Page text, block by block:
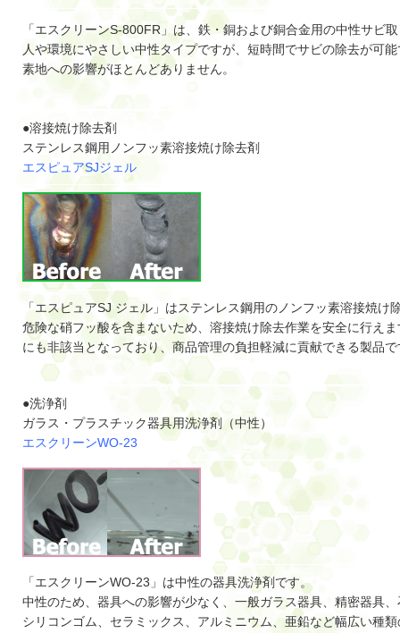
「エスクリーンS-800FR」は、鉄・銅および銅合金用の中性サビ
人や環境にやさしい中性タイプですが、短時間でサビの除去が可
素地への影響がほとんどありません。
●溶接焼け除去剤
ステンレス鋼用ノンフッ素溶接焼け除去剤
エスピュアSJジェル
「エスピュアSJ ジェル」はステンレス鋼用のノンフッ素溶接焼け
危険な硝フッ酸を含まないため、溶接焼け除去作業を安全に行え
にも非該当となっており、商品管理の負担軽減に貢献できる製品で
●洗浄剤
ガラス・プラスチック器具用洗浄剤（中性）
エスクリーンWO-23
「エスクリーンWO-23」は中性の器具洗浄剤です。
中性のため、器具への影響が少なく、一般ガラス器具、精密器具
シリコンゴム、セラミックス、アルミニウム、亜鉛など幅広い種